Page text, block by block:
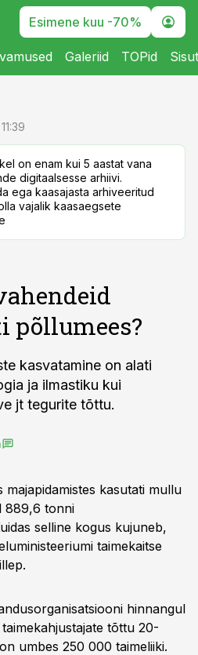
Esimene kuu -70%
Galeriid TOPid
on enam kui 5 aastat vana
digitaalsesse arhiivi.
ega kaasajasta arhiveeritud
vajalik kaasaegsete
põllumees?
kasvatamine on alati
ja ilmastiku kui
jt tegurite tõttu.
majapidamistes kasutati mullu
889,6 tonni
selline kogus kujuneb,
taimekaitse
hinnangul
tõttu 20-
umbes 250 000 taimeliiki.